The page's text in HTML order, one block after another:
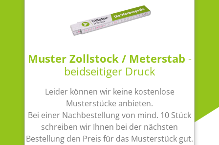
Muster Zollstock / Meterstab -
beidseitiger Druck
Leider können wir keine kostenlose
Musterstücke anbieten.
Bei einer Nachbestellung von mind. 10 Stück
schreiben wir Ihnen bei der nächsten
Bestellung den Preis für das Musterstück gut.